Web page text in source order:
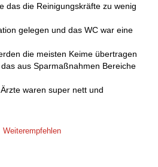
das die Reinigungskräfte zu wenig
gelegen und das WC war eine
die meisten Keime übertragen
aus Sparmaßnahmen Bereiche
waren super nett und
Weiterempfehlen